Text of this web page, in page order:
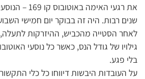
את רגעי האימה
שנים רבות. היה זה בבוקר יום חמישי
לאחר הסטייה מהכביש, ההיזרקות
גילויו של גודל הנס, כאשר כל נוסעי
בלי פגע.
על העובדות היבשות דיווחו כל כלי